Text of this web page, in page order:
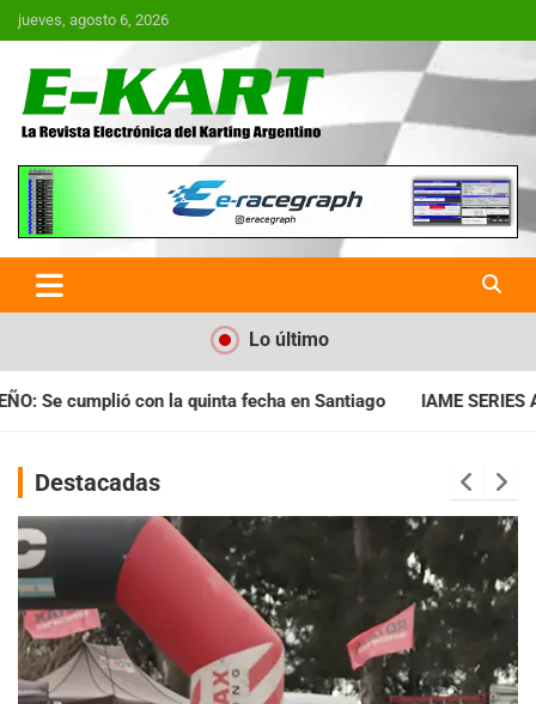
Saltar
al
jueves, agosto 6, 2026
E-Kart.com.ar | La Revista
Electrónica del Karting en
Argentina
Lo último
en Santiago IAME SERIES ARGENTINA: Horarios para la
Destacadas